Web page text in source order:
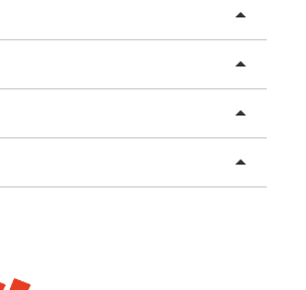
arrow_drop_up
arrow_drop_up
arrow_drop_up
arrow_drop_up